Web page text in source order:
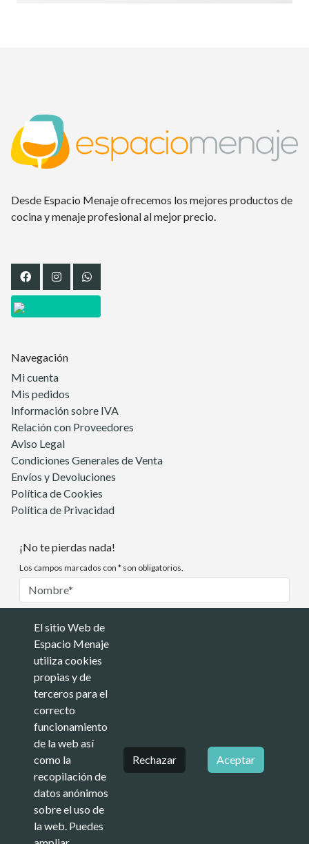
Desde Espacio Menaje ofrecemos los mejores productos de
cocina y menaje profesional al mejor precio.
FacebookInstagramWhatsapp
Navegación
Mi cuenta
Mis pedidos
Información sobre IVA
Relación con Proveedores
Aviso Legal
Condiciones Generales de Venta
Envíos y Devoluciones
Política de Cookies
Política de Privacidad
¡No te pierdas nada!
Los campos marcados con * son obligatorios.
Soy Profesional
Acepto las Condiciones y
Más información sobre el RGPD
El sitio Web de
Espacio Menaje
utiliza cookies
propias y de
terceros para el
correcto
funcionamiento
de la web así
como la
recopilación de
datos anónimos
sobre el uso de
la web. Puedes
Rechazar Aceptar